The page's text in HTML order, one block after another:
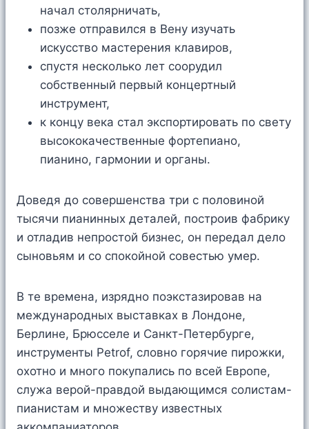
начал столярничать,
позже отправился в Вену изучать
искусство мастерения клавиров,
спустя несколько лет соорудил
собственный первый концертный
инструмент,
к концу века стал экспортировать по свету
высококачественные фортепиано,
пианино, гармонии и органы.
Доведя до совершенства три с половиной
тысячи пианинных деталей, построив фабрику
и отладив непростой бизнес, он передал дело
сыновьям и со спокойной совестью умер.
В те времена, изрядно поэкстазировав на
международных выставках в Лондоне,
Берлине, Брюсселе и Санкт-Петербурге,
инструменты Petrof, словно горячие пирожки,
охотно и много покупались по всей Европе,
служа верой-правдой выдающимся солистам-
пианистам и множеству известных